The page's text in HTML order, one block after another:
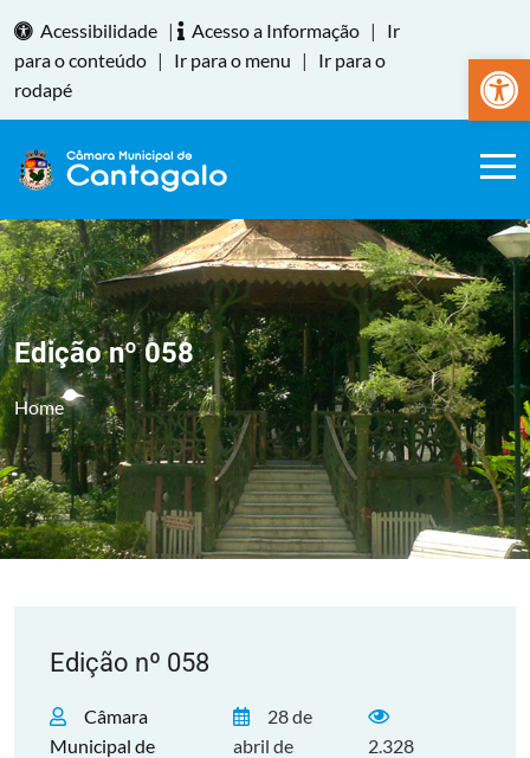
Abrir
Acessibilidade | Acesso a Informação |
Ir
para o conteúdo | Ir para o menu |
Ir para o
rodapé
Edição nº 058
Home
Edição nº 058
Câmara
Municipal de
28 de
abril de
2.328